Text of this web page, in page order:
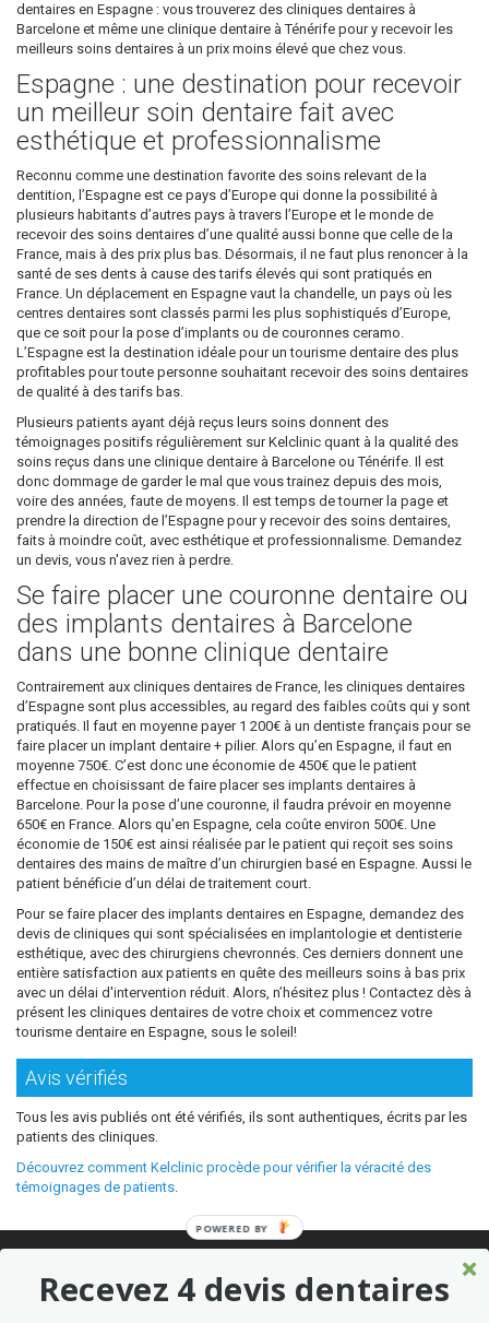
dentaires en Espagne : vous trouverez des cliniques dentaires à
Barcelone et même une clinique dentaire à Ténérife pour y recevoir les
meilleurs soins dentaires à un prix moins élevé que chez vous.
Espagne : une destination pour recevoir
un meilleur soin dentaire fait avec
esthétique et professionnalisme
Reconnu comme une destination favorite des soins relevant de la
dentition, l’Espagne est ce pays d’Europe qui donne la possibilité à
plusieurs habitants d’autres pays à travers l’Europe et le monde de
recevoir des soins dentaires d’une qualité aussi bonne que celle de la
France, mais à des prix plus bas. Désormais, il ne faut plus renoncer à la
santé de ses dents à cause des tarifs élevés qui sont pratiqués en
France. Un déplacement en Espagne vaut la chandelle, un pays où les
centres dentaires sont classés parmi les plus sophistiqués d’Europe,
que ce soit pour la pose d’implants ou de couronnes ceramo.
L’Espagne est la destination idéale pour un tourisme dentaire des plus
profitables pour toute personne souhaitant recevoir des soins dentaires
de qualité à des tarifs bas.
Plusieurs patients ayant déjà reçus leurs soins donnent des
témoignages positifs régulièrement sur Kelclinic quant à la qualité des
soins reçus dans une clinique dentaire à Barcelone ou Ténérife. Il est
donc dommage de garder le mal que vous trainez depuis des mois,
voire des années, faute de moyens. Il est temps de tourner la page et
prendre la direction de l’Espagne pour y recevoir des soins dentaires,
faits à moindre coût, avec esthétique et professionnalisme. Demandez
un devis, vous n'avez rien à perdre.
Se faire placer une couronne dentaire ou
des implants dentaires à Barcelone
dans une bonne clinique dentaire
Contrairement aux cliniques dentaires de France, les cliniques dentaires
d’Espagne sont plus accessibles, au regard des faibles coûts qui y sont
pratiqués. Il faut en moyenne payer 1 200€ à un dentiste français pour se
faire placer un implant dentaire + pilier. Alors qu’en Espagne, il faut en
moyenne 750€. C’est donc une économie de 450€ que le patient
effectue en choisissant de faire placer ses implants dentaires à
Barcelone. Pour la pose d’une couronne, il faudra prévoir en moyenne
650€ en France. Alors qu’en Espagne, cela coûte environ 500€. Une
économie de 150€ est ainsi réalisée par le patient qui reçoit ses soins
dentaires des mains de maître d’un chirurgien basé en Espagne. Aussi le
patient bénéficie d’un délai de traitement court.
Pour se faire placer des implants dentaires en Espagne, demandez des
devis de cliniques qui sont spécialisées en implantologie et dentisterie
esthétique, avec des chirurgiens chevronnés. Ces derniers donnent une
entière satisfaction aux patients en quête des meilleurs soins à bas prix
avec un délai d'intervention réduit. Alors, n’hésitez plus ! Contactez dès à
présent les cliniques dentaires de votre choix et commencez votre
tourisme dentaire en Espagne, sous le soleil!
Avis vérifiés
Tous les avis publiés ont été vérifiés, ils sont authentiques, écrits par les
patients des cliniques.
Découvrez comment Kelclinic procède pour vérifier la véracité des
témoignages de patients.
Recevez 4 devis dentaires
POWERED BY